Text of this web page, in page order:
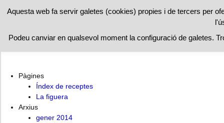
A l’ombra de la figuera Índex de receptes La figuera
Pàgines
Índex de receptes
La figuera
Arxius
gener 2014
Aquesta web fa servir galetes (cookies) propies i de tercers per
Podeu canviar en qualsevol moment la configuració de galetes.